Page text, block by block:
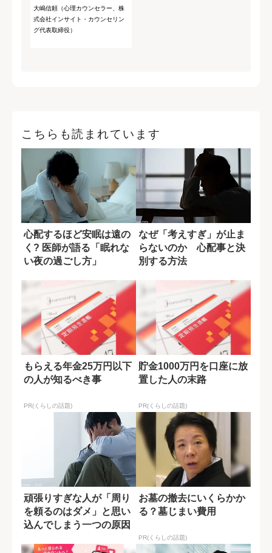
大嶋信頼（心理カウンセラー、株
式会社インサイト・カウンセリン
グ代表取締役）
こちらも読まれています
心配するほど安眠は遠の
く? 医師が語る「眠れな
い夜の過ごし方」
なぜ「考えすぎ」が止ま
らないのか 心配事と決
別する方法
もらえる年金25万円以下
の人が知るべき事
PR(くらしの話題)
貯金1000万円を口座に放
置した人の末路
PR(くらしの話題)
頑張りすぎな人が「周り
を頼るのはダメ」と思い
込んでしまう一つの原因
お墓の撤去にいくらかか
る？墓じまい費用
PR(くらしの話題)